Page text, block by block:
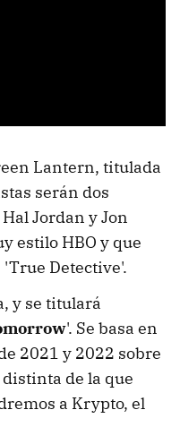
Lantern, titulada
serán dos
Jordan y Jon
estilo HBO y que
Detective'.
y se titulará
'. Se basa en
2021 y 2022 sobre
de la que
a Krypto, el